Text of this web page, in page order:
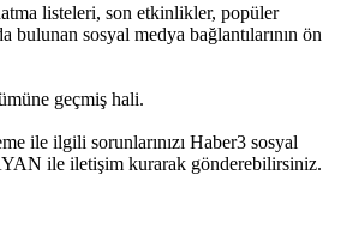
listeleri, son etkinlikler, popüler
bulunan sosyal medya bağlantılarının ön
geçmiş hali.
ile ilgili sorunlarınızı Haber3 sosyal
ile iletişim kurarak gönderebilirsiniz.